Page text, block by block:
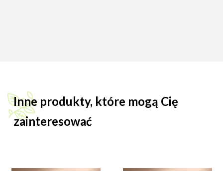
Inne produkty, które mogą Cię
zainteresować